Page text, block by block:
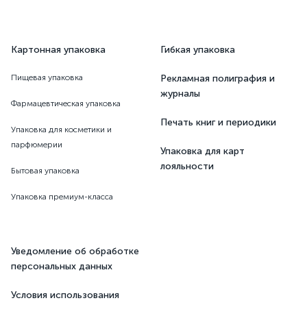
Картонная упаковка
Пищевая упаковка
Фармацевтическая упаковка
Упаковка для косметики и
парфюмерии
Бытовая упаковка
Упаковка премиум-класса
Гибкая упаковка
Рекламная полиграфия и
журналы
Печать книг и периодики
Упаковка для карт
лояльности
Уведомление об обработке
персональных данных
Условия использования